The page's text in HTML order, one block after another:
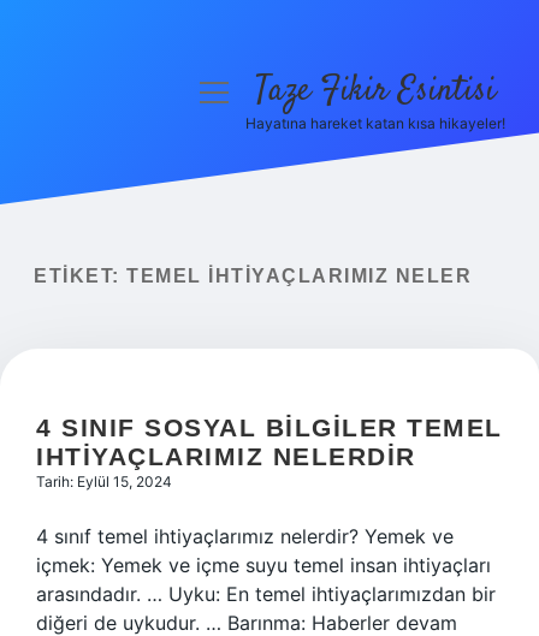
Yasal Uyarı
menüyüTaze Fikir Esintisi
Hayatına hareket katan kısa hikayeler!
ETIKET: TEMEL IHTIYAÇLARIMIZ NELER
4 SINIF SOSYAL BILGILER TEMEL
IHTIYAÇLARIMIZ NELERDIR
Tarih: Eylül 15, 2024
4 sınıf temel ihtiyaçlarımız nelerdir? Yemek ve
içmek: Yemek ve içme suyu temel insan ihtiyaçları
arasındadır. … Uyku: En temel ihtiyaçlarımızdan bir
diğeri de uykudur. … Barınma: Haberler devam